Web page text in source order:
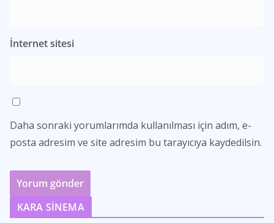
İnternet sitesi
Daha sonraki yorumlarımda kullanılması için adım, e-
posta adresim ve site adresim bu tarayıcıya kaydedilsin.
KARA SİNEMA